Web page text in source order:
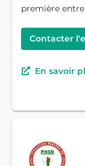
première
Contacter
En savoir